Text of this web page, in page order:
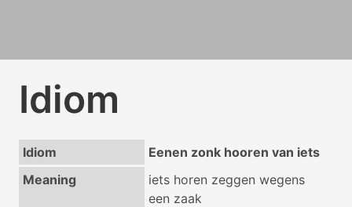
Idiom
Idiom
Eenen zonk hooren van iets
Meaning
iets horen zeggen wegens
een zaak